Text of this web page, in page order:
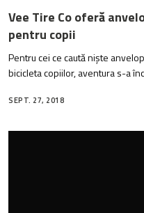
Vee Tire Co oferă
pentru copii
Pentru cei ce caută niște
bicicleta copiilor, aventura s-a
SEPT. 27, 2018